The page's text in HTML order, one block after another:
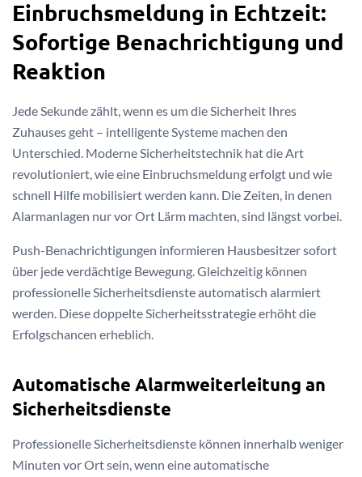
Einbruchsmeldung in Echtzeit:
Sofortige Benachrichtigung und
Reaktion
Jede Sekunde zählt, wenn es um die Sicherheit Ihres
Zuhauses geht – intelligente Systeme machen den
Unterschied. Moderne Sicherheitstechnik hat die Art
revolutioniert, wie eine Einbruchsmeldung erfolgt und wie
schnell Hilfe mobilisiert werden kann. Die Zeiten, in denen
Alarmanlagen nur vor Ort Lärm machten, sind längst vorbei.
Push-Benachrichtigungen informieren Hausbesitzer sofort
über jede verdächtige Bewegung. Gleichzeitig können
professionelle Sicherheitsdienste automatisch alarmiert
werden. Diese doppelte Sicherheitsstrategie erhöht die
Erfolgschancen erheblich.
Automatische Alarmweiterleitung an
Sicherheitsdienste
Professionelle Sicherheitsdienste können innerhalb weniger
Minuten vor Ort sein, wenn eine automatische